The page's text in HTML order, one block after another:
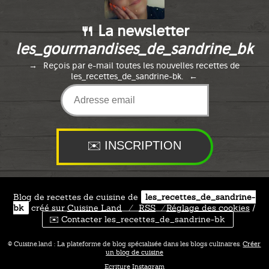
🍴 La newsletter
les_gourmandises_de_sandrine_bk
Reçois par e-mail toutes les nouvelles recettes de
les_recettes_de_sandrine-bk.
Blog de recettes de cuisine de
les_recettes_de_sandrine-
bk
créé sur Cuisine Land ⁄ RSS ⁄Réglage des cookies /
✉️ Contacter les_recettes_de_sandrine-bk
© Cuisine.land : La plateforme de blog spécialisée dans les blogs culinaires.Créer
un blog de cuisine
Ecriture Instagram